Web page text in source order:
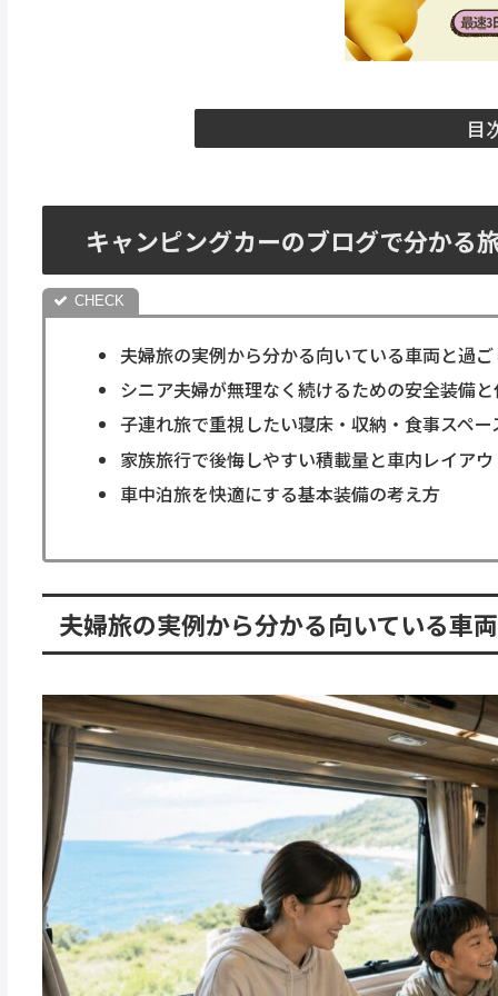
目
キャンピングカーのブログで分かる
夫婦旅の実例から分かる向いている車両と過
シニア夫婦が無理なく続けるための安全装備
子連れ旅で重視したい寝床・収納・食事スペー
家族旅行で後悔しやすい積載量と車内レイア
車中泊旅を快適にする基本装備の考え方
夫婦旅の実例から分かる向いている車